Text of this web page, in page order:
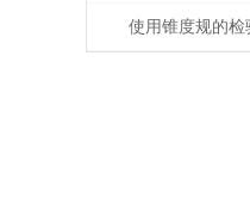
使用锥度规的检